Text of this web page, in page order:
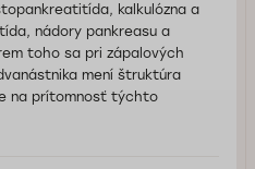
kalkulózna a
nádory pankreasu a
toho sa pri zápalových
mení štruktúra
na prítomnosť týchto